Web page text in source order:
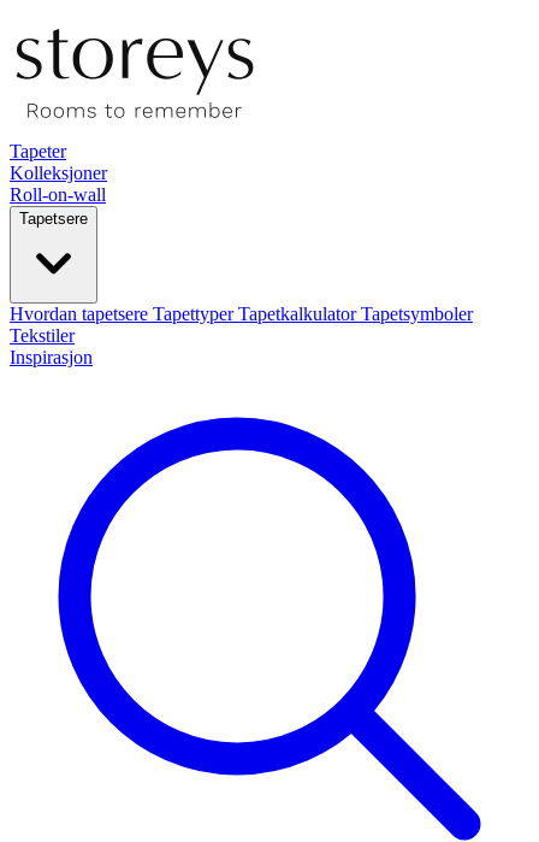
Tapeter
Kolleksjoner
Roll-on-wall
Tapetsere
Hvordan tapetsere TapettyperTapetkalkulatorTapetsymboler
Tekstiler
Inspirasjon